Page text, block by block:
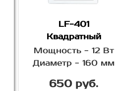
LF-401
Квадратный
Мощность - 12 Вт
Диаметр - 160 мм
650 руб.